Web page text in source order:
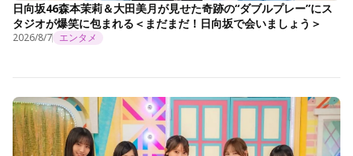
日向坂46森本茉莉＆大田美月が見せた奇跡の“ダブルプレー”にス
タジオが爆笑に包まれる＜まだまだ！日向坂で会いましょう＞
2026/8/7 エンタメ